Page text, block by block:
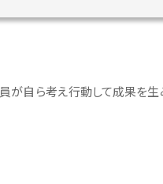
が自ら考え行動して成果を